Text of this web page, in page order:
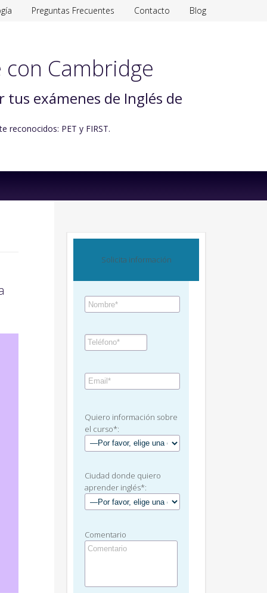
Preguntas Frecuentes Contacto Blog
Cambridge
exámenes de Inglés de
reconocidos: PET y FIRST.
Solicita información
Quiero información sobre
el curso*:
Ciudad donde quiero
aprender inglés*:
Comentario